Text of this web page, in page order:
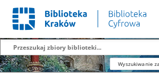
Wyszukiwanie